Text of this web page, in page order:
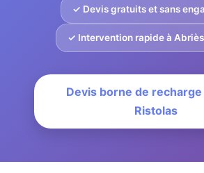
✓ Devis gratuits et sans
✓ Intervention rapide à
Devis borne de
Ristolas